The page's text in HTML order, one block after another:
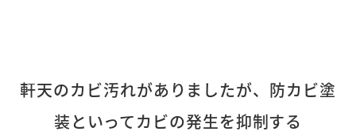
軒天のカビ汚れがありましたが、防カビ塗
装といってカビの発生を抑制する